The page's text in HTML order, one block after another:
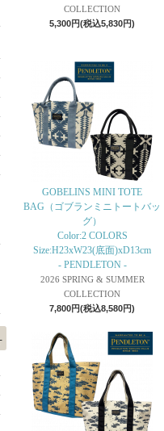
COLLECTION
5,300円(税込5,830円)
GOBELINS MINI TOTE
BAG（ゴブランミニトートバッ
グ）
Color:2 COLORS
Size:H23xW23(底面)xD13cm
- PENDLETON -
2026 SPRING & SUMMER
COLLECTION
7,800円(税込8,580円)